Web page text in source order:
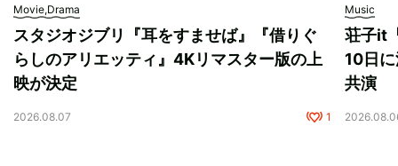
Movie,Drama
スタジオジブリ『耳をすませば』『借りぐ
らしのアリエッティ』4Kリマスター版の上
映が決定
2026.08.07 1
Music
荘子it
10日
共演